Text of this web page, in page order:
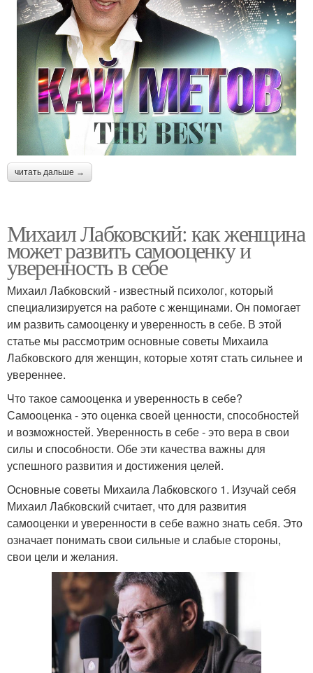
читать дальше →
Михаил Лабковский: как женщина
может развить самооценку и
уверенность в себе
Михаил Лабковский - известный психолог, который
специализируется на работе с женщинами. Он помогает
им развить самооценку и уверенность в себе. В этой
статье мы рассмотрим основные советы Михаила
Лабковского для женщин, которые хотят стать сильнее и
увереннее.
Что такое самооценка и уверенность в себе?
Самооценка - это оценка своей ценности, способностей
и возможностей. Уверенность в себе - это вера в свои
силы и способности. Обе эти качества важны для
успешного развития и достижения целей.
Основные советы Михаила Лабковского 1. Изучай себя
Михаил Лабковский считает, что для развития
самооценки и уверенности в себе важно знать себя. Это
означает понимать свои сильные и слабые стороны,
свои цели и желания.